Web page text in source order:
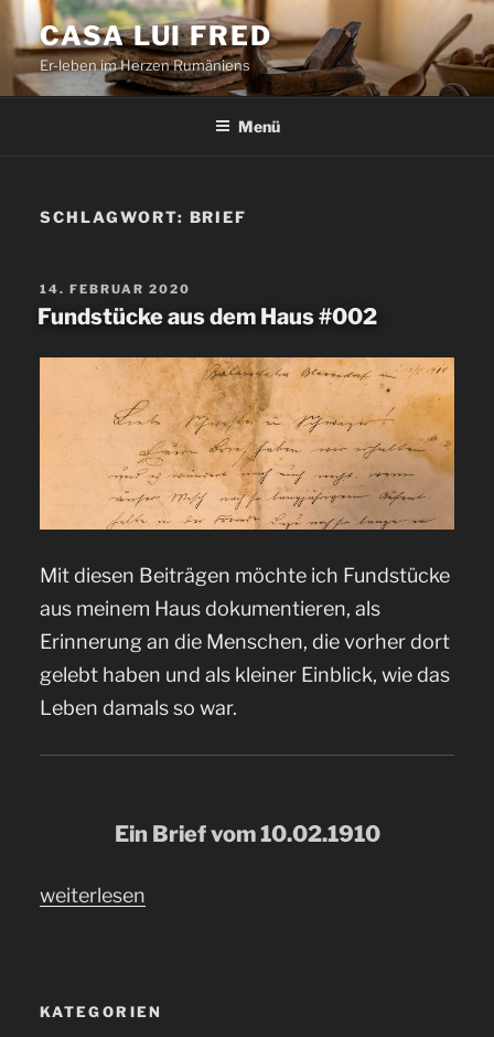
Zum
Inhalt
springen
CASA LUI FRED
Er-leben im Herzen Rumäniens
Menü
SCHLAGWORT: BRIEF
VERÖFFENTLICHT
AM
14. FEBRUAR 2020
Fundstücke aus dem Haus #002
Mit diesen Beiträgen möchte ich Fundstücke
aus meinem Haus dokumentieren, als
Erinnerung an die Menschen, die vorher dort
gelebt haben und als kleiner Einblick, wie das
Leben damals so war.
Ein Brief vom 10.02.1910
„Fundstücke
weiterlesen
KATEGORIEN